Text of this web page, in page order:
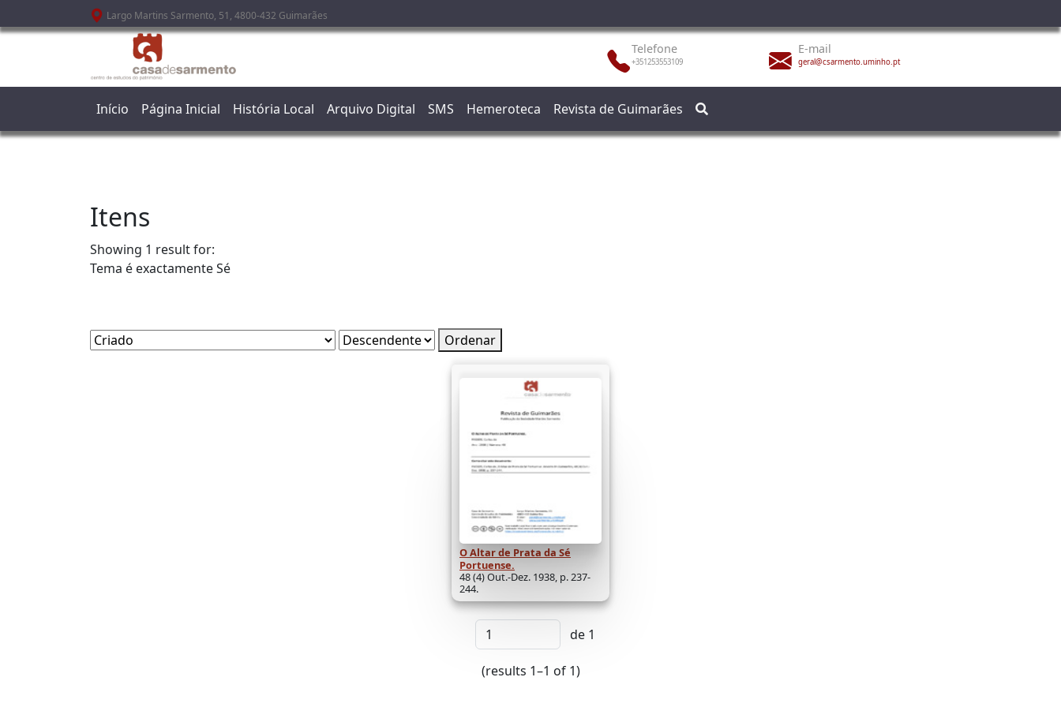
Passar para o conteúdo principalLargo Martins Sarmento, 51, 4800-432 Guimarães
Telefone
+351253553109
E-mail
geral@csarmento.uminho.pt
Início Página Inicial História Local Arquivo Digital SMS Hemeroteca Revista de Guimarães
Itens
Showing 1 result for:
Tema é exactamenteSé
Ordenar
O Altar de Prata da Sé
Portuense.
48 (4) Out.-Dez. 1938, p. 237-
244.
de 1
(results 1–1 of 1)